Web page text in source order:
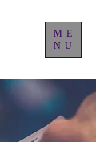
ME
NU